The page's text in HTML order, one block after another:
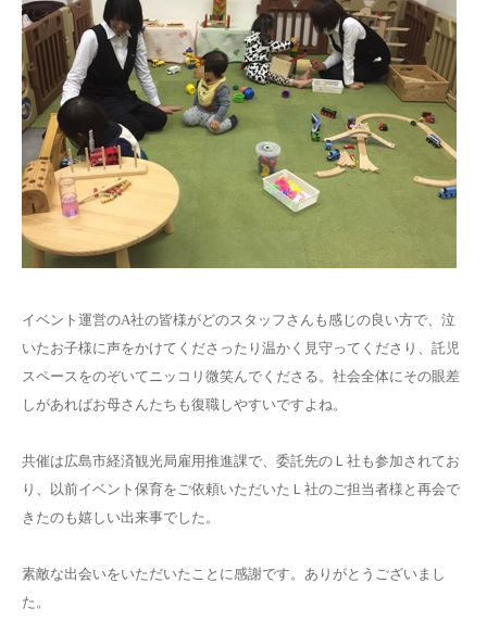
イベント運営のA社の皆様がどのスタッフさんも感じの良い方で、泣
いたお子様に声をかけてくださったり温かく見守ってくださり、託児
スペースをのぞいてニッコリ微笑んでくださる。社会全体にその眼差
しがあればお母さんたちも復職しやすいですよね。
共催は広島市経済観光局雇用推進課で、委託先のＬ社も参加されてお
り、以前イベント保育をご依頼いただいたＬ社のご担当者様と再会で
きたのも嬉しい出来事でした。
素敵な出会いをいただいたことに感謝です。ありがとうございまし
た。